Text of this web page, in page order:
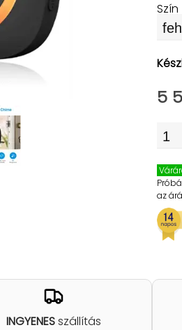
Szín
5
az
INGYENESszállítás